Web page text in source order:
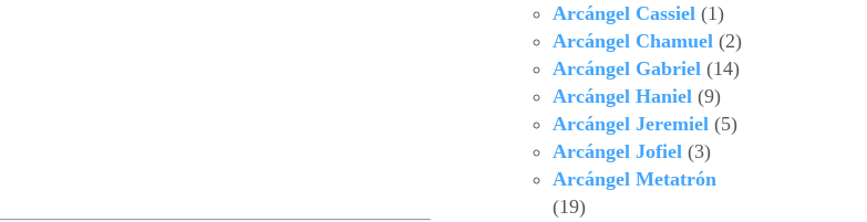
Arcángel Cassiel(1)
Arcángel Chamuel(2)
Arcángel Gabriel(14)
Arcángel Haniel(9)
Arcángel Jeremiel(5)
Arcángel Jofiel(3)
Arcángel Metatrón
(19)